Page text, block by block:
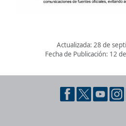
Actualizada: 28 de
Fecha de Publicación: 12
Pie de página con información de